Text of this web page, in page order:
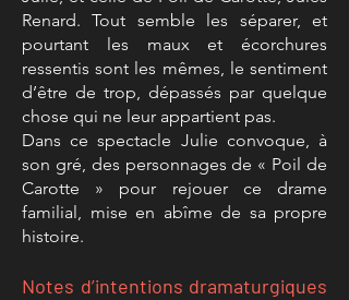
Renard. Tout semble les séparer, et
pourtant les maux et écorchures
ressentis sont les mêmes, le sentiment
d’être de trop, dépassés par quelque
chose qui ne leur appartient pas.
Dans ce spectacle Julie convoque, à
son gré, des personnages de « Poil de
Carotte » pour rejouer ce drame
familial, mise en abîme de sa propre
histoire.
Notes d’intentions dramaturgiques